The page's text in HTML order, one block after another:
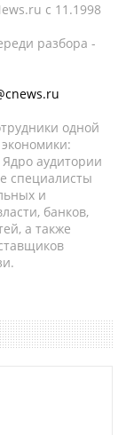
c 11.1998
разбора -
одной
аудитории
специалисты
и
банков,
а также